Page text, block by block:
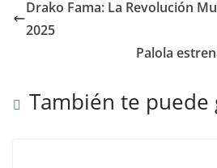
Drako Fama: La Revolución
2025
Palola
También te puede